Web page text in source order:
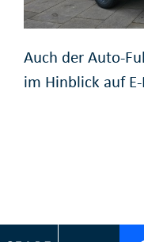
Auch der Auto-
im Hinblick auf